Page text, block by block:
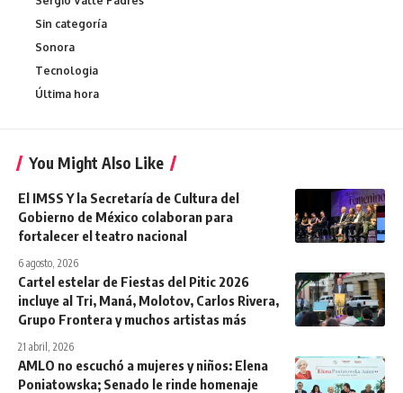
Sin categoría
Sonora
Tecnologia
Última hora
You Might Also Like
El IMSS Y la Secretaría de Cultura del
Gobierno de México colaboran para
fortalecer el teatro nacional
6 agosto, 2026
Cartel estelar de Fiestas del Pitic 2026
incluye al Tri, Maná, Molotov, Carlos Rivera,
Grupo Frontera y muchos artistas más
21 abril, 2026
AMLO no escuchó a mujeres y niños: Elena
Poniatowska; Senado le rinde homenaje